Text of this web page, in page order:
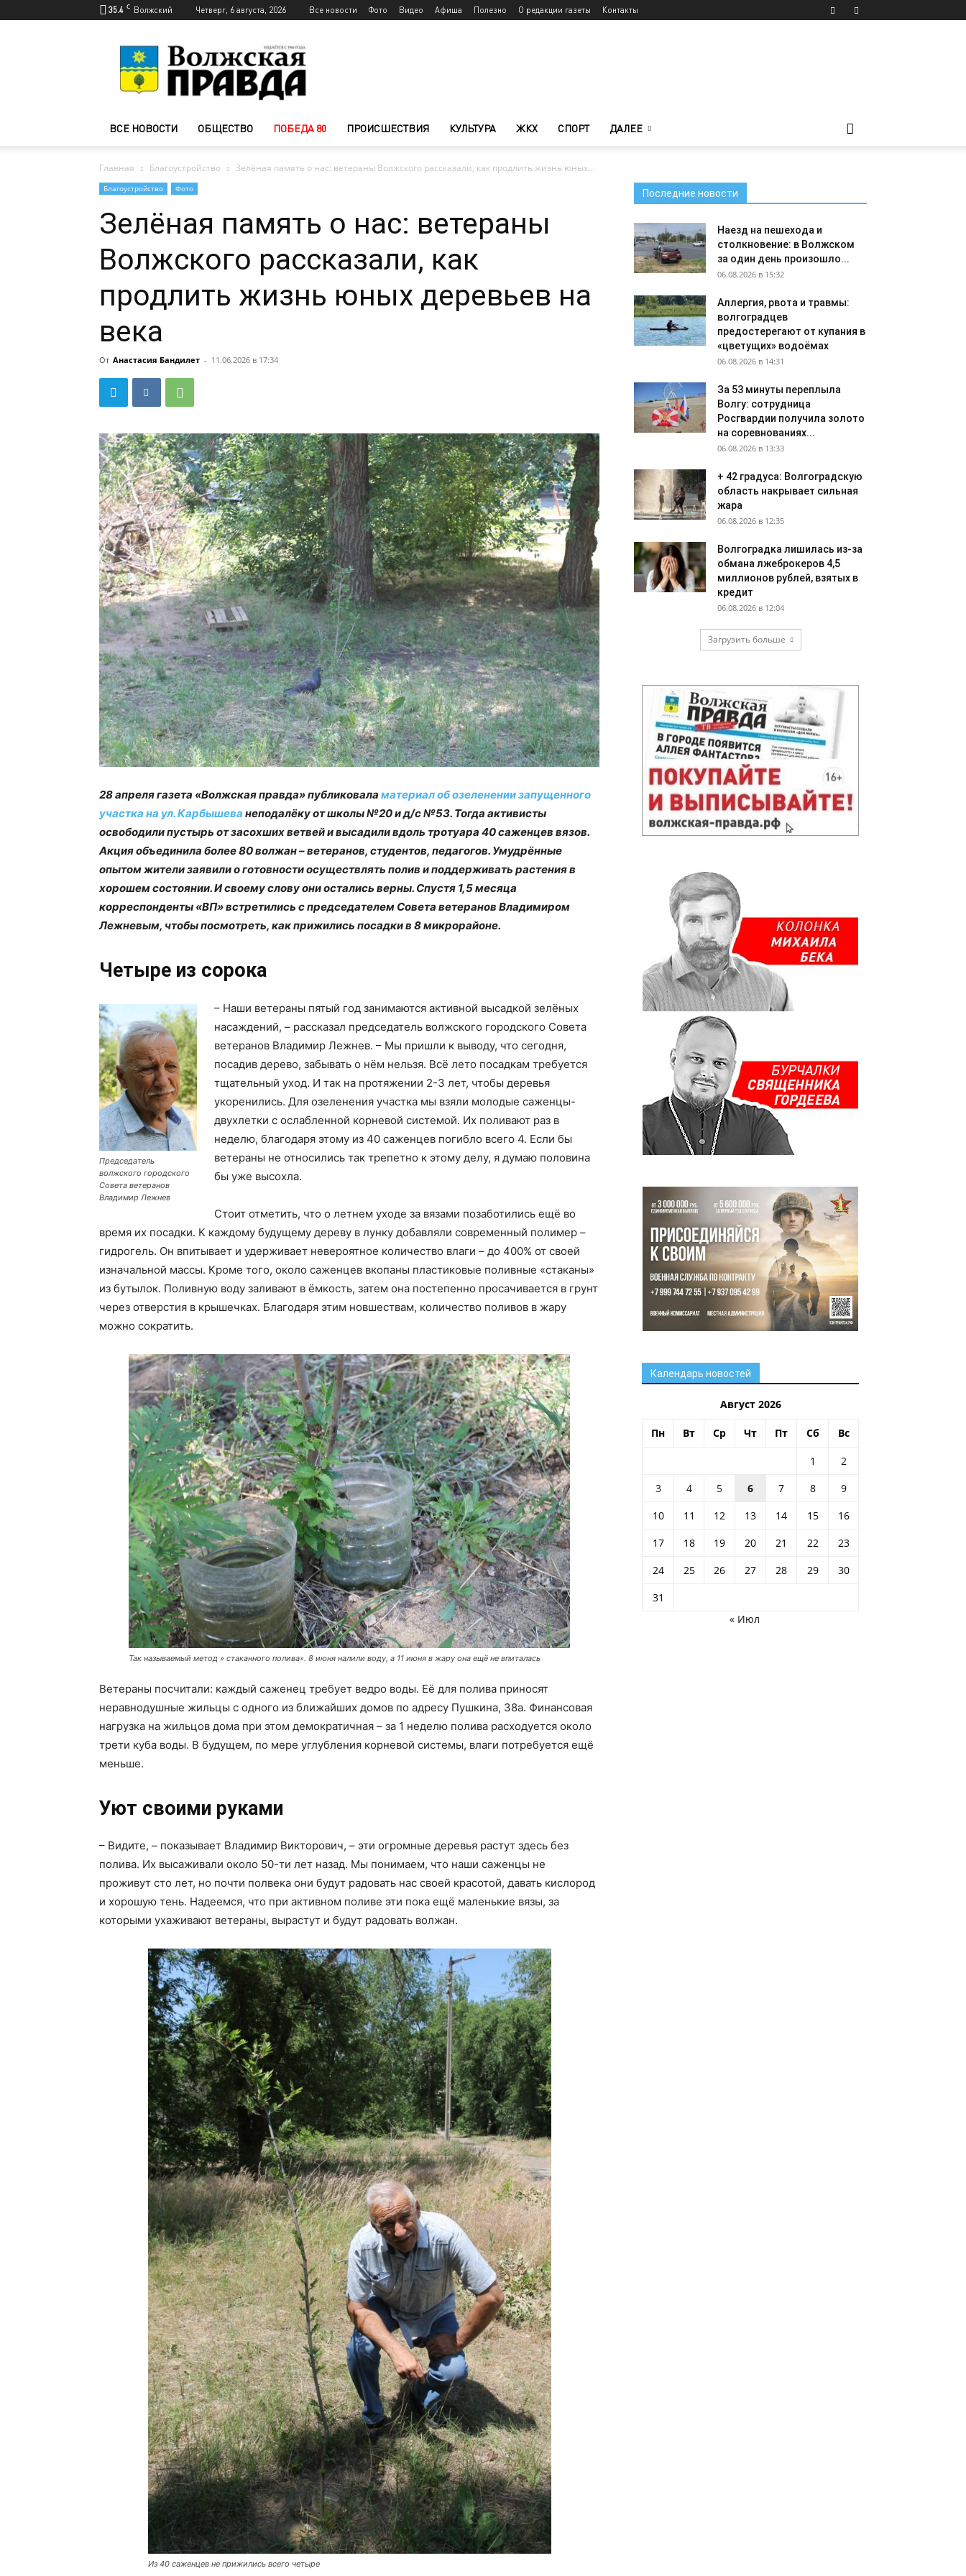
35.4 C Волжский Четверг, 6 августа, 2026 Все новости Фото Видео Афиша Полезно О редакции газеты Контакты
Волжского
—
Волжская
ВСЕ НОВОСТИ ОБЩЕСТВО ПОБЕДА 80 ПРОИСШЕСТВИЯ КУЛЬТУРА ЖКХ СПОРТ ДАЛЕЕ
Главная Благоустройство Зелёная память о нас: ветераны Волжского рассказали, как продлить жизнь юных...
Благоустройство Фото
Зелёная память о нас: ветераны
Волжского рассказали, как
продлить жизнь юных деревьев на
века
От Анастасия Бандилет - 11.06.2026 в 17:34
28 апреля газета «Волжская правда» публиковала материал об озеленении запущенного
участка на ул. Карбышева неподалёку от школы №20 и д/с №53. Тогда активисты
освободили пустырь от засохших ветвей и высадили вдоль тротуара 40 саженцев вязов.
Акция объединила более 80 волжан – ветеранов, студентов, педагогов. Умудрённые
опытом жители заявили о готовности осуществлять полив и поддерживать растения в
хорошем состоянии. И своему слову они остались верны. Спустя 1,5 месяца
корреспонденты «ВП» встретились с председателем Совета ветеранов Владимиром
Лежневым, чтобы посмотреть, как прижились посадки в 8 микрорайоне.
Четыре из сорока
Председатель
волжского городского
Совета ветеранов
Владимир Лежнев
– Наши ветераны пятый год занимаются активной высадкой зелёных
насаждений, – рассказал председатель волжского городского Совета
ветеранов Владимир Лежнев. – Мы пришли к выводу, что сегодня,
посадив дерево, забывать о нём нельзя. Всё лето посадкам требуется
тщательный уход. И так на протяжении 2-3 лет, чтобы деревья
укоренились. Для озеленения участка мы взяли молодые саженцы-
двухлетки с ослабленной корневой системой. Их поливают раз в
неделю, благодаря этому из 40 саженцев погибло всего 4. Если бы
ветераны не относились так трепетно к этому делу, я думаю половина
бы уже высохла.
Стоит отметить, что о летнем уходе за вязами позаботились ещё во
время их посадки. К каждому будущему дереву в лунку добавляли современный полимер –
гидрогель. Он впитывает и удерживает невероятное количество влаги – до 400% от своей
изначальной массы. Кроме того, около саженцев вкопаны пластиковые поливные «стаканы»
из бутылок. Поливную воду заливают в ёмкость, затем она постепенно просачивается в грунт
через отверстия в крышечках. Благодаря этим новшествам, количество поливов в жару
можно сократить.
Так называемый метод » стаканного полива». 8 июня налили воду, а 11 июня в жару она ещё не впиталась
Ветераны посчитали: каждый саженец требует ведро воды. Её для полива приносят
неравнодушные жильцы с одного из ближайших домов по адресу Пушкина, 38а. Финансовая
нагрузка на жильцов дома при этом демократичная – за 1 неделю полива расходуется около
трети куба воды. В будущем, по мере углубления корневой системы, влаги потребуется ещё
меньше.
Уют своими руками
– Видите, – показывает Владимир Викторович, – эти огромные деревья растут здесь без
полива. Их высаживали около 50-ти лет назад. Мы понимаем, что наши саженцы не
проживут сто лет, но почти полвека они будут радовать нас своей красотой, давать кислород
и хорошую тень. Надеемся, что при активном поливе эти пока ещё маленькие вязы, за
которыми ухаживают ветераны, вырастут и будут радовать волжан.
Из 40 саженцев не прижились всего четыре
Последние новости
Наезд на пешехода и
столкновение: в Волжском
за один день произошло...
06.08.2026 в 15:32
Аллергия, рвота и травмы:
волгоградцев
предостерегают от купания в
«цветущих» водоёмах
06.08.2026 в 14:31
За 53 минуты переплыла
Волгу: сотрудница
Росгвардии получила золото
на соревнованиях...
06.08.2026 в 13:33
+ 42 градуса: Волгоградскую
область накрывает сильная
жара
06.08.2026 в 12:35
Волгоградка лишилась из-за
обмана лжеброкеров 4,5
миллионов рублей, взятых в
кредит
06.08.2026 в 12:04
Загрузить больше
Календарь новостей
Август 2026
Пн Вт Ср Чт Пт Сб Вс
1
2
3
4 5 6 7 8
9
10
11 12 13 14 15
16
17
18 19 20 21 22
23
24
25 26 27 28 29
30
31
« Июл